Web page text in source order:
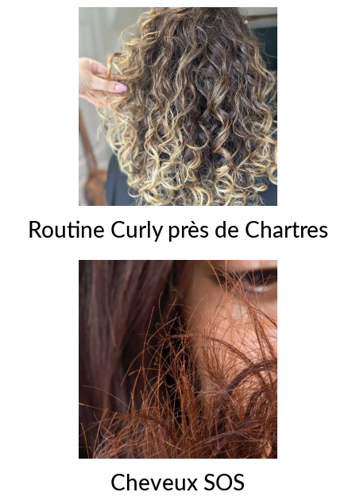
Routine Curly près de Chartres
Cheveux SOS